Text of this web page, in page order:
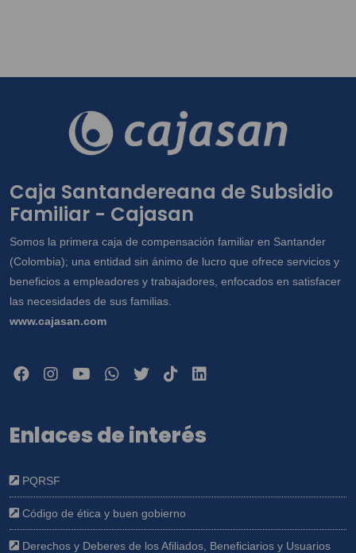
Caja Santandereana de Subsidio
Familiar - Cajasan
Somos la primera caja de compensación familiar en Santander
(Colombia); una entidad sin ánimo de lucro que ofrece servicios y
beneficios a empleadores y trabajadores, enfocados en satisfacer
las necesidades de sus familias.
www.cajasan.com
Enlaces de interés
PQRSF
Código de ética y buen gobierno
Derechos y Deberes de los Afiliados, Beneficiarios y Usuarios